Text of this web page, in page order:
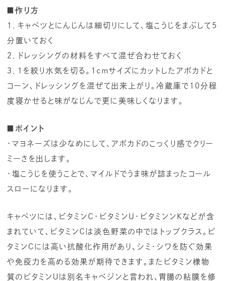
■作り方
１．キャベツとにんじんは細切りにして、塩こうじをまぶして5
分置いておく
２．ドレッシングの材料をすべて混ぜ合わせておく
３．１を絞り水気を切る。1cmサイズにカットしたアボカドと
コーン、ドレッシングを混ぜて出来上がり。冷蔵庫で10分程
度寝かせると味がなじんで更に美味しくなります。
■ポイント
・マヨネーズは少なめにして、アボカドのこっくり感でクリー
ミーさを出します。
・塩こうじを使うことで、マイルドでうま味が詰まったコール
スローになります。
キャベツには、ビタミンC・ビタミンU・ビタミンンKなどが含
まれていて、ビタミンCは淡色野菜の中ではトップクラス。ビ
タミンCには高い抗酸化作用があり、シミ・シワを防ぐ効果
や免疫力を高める効果が期待できます。またビタミン様物
質のビタミンUは別名キャベジンと言われ、胃腸の粘膜を修